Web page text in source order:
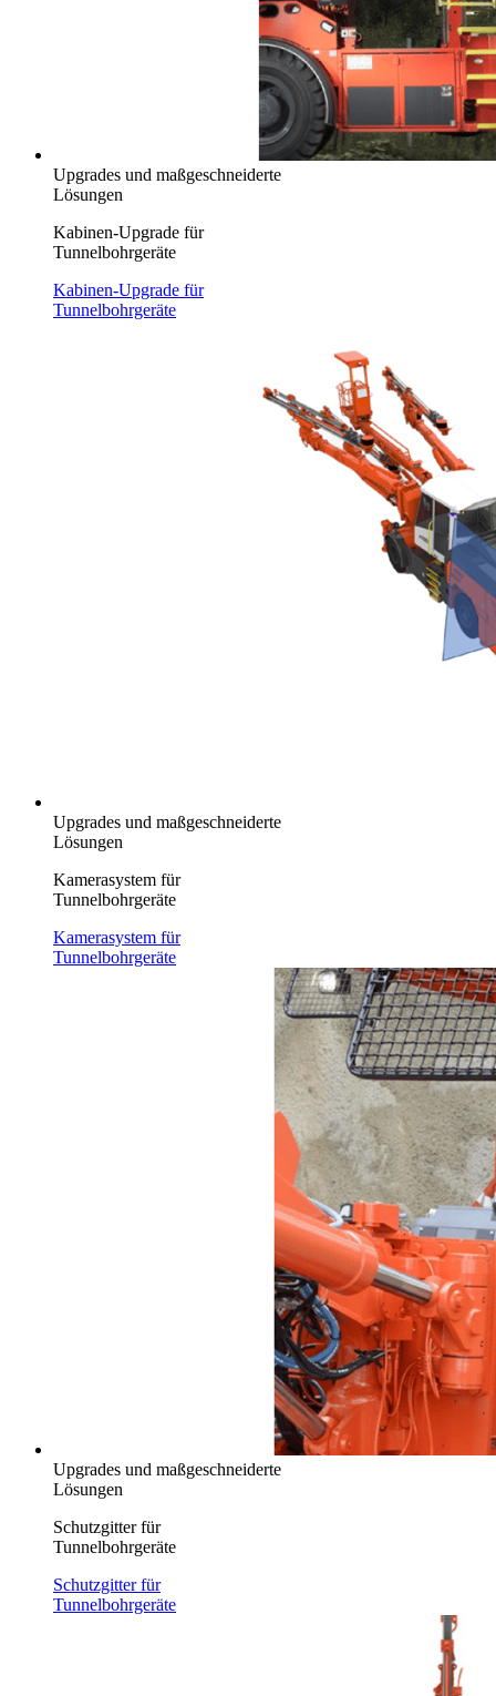
Upgrades und maßgeschneiderte
Lösungen
Kabinen-Upgrade für
Tunnelbohrgeräte
Kabinen-Upgrade für
Tunnelbohrgeräte
Upgrades und maßgeschneiderte
Lösungen
Kamerasystem für
Tunnelbohrgeräte
Kamerasystem für
Tunnelbohrgeräte
Upgrades und maßgeschneiderte
Lösungen
Schutzgitter für
Tunnelbohrgeräte
Schutzgitter für
Tunnelbohrgeräte